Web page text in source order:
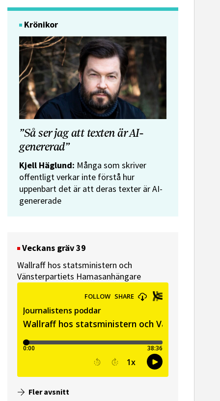
Krönikor
”Så ser jag att texten är AI-
genererad”
Kjell Häglund: Många som skriver
offentligt verkar inte förstå hur
uppenbart det är att deras texter är AI-
genererade
Veckans gräv 39
Wallraff hos statsministern och
Vänsterpartiets Hamasanhängare
Fler avsnitt